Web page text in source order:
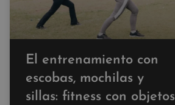
El entrenamiento con
escobas, mochilas y
sillas: fitness con objetos